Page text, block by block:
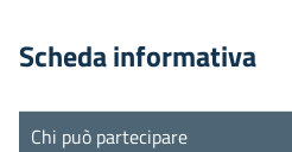
Scheda informativa
Chi può partecipare